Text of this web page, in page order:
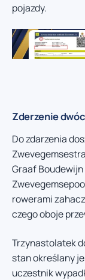
pojazdy.
Zderzenie
Do zdarzenia
Graaf
rowerami
czego oboje
Trzynastolatek
stan określany
uczestnik